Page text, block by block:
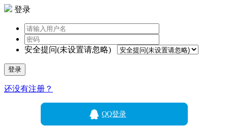
登录
安全提问(未设置请忽略)
登录
还没有注册？
QQ登录